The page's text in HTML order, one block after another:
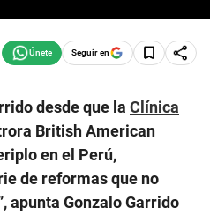
Seguir en
desde que la Clínica
British American
en el Perú,
de reformas que no
apunta Gonzalo Garrido